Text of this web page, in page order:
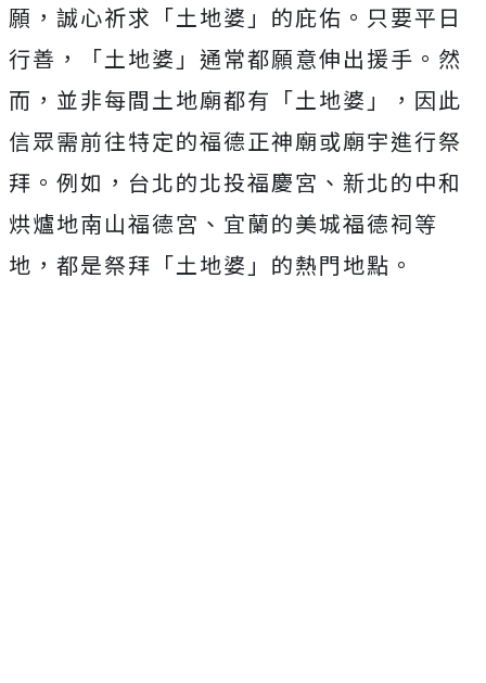
願，誠心祈求「土地婆」的庇佑。只要平日
行善，「土地婆」通常都願意伸出援手。然
而，並非每間土地廟都有「土地婆」，因此
信眾需前往特定的福德正神廟或廟宇進行祭
拜。例如，台北的北投福慶宮、新北的中和
烘爐地南山福德宮、宜蘭的美城福德祠等
地，都是祭拜「土地婆」的熱門地點。